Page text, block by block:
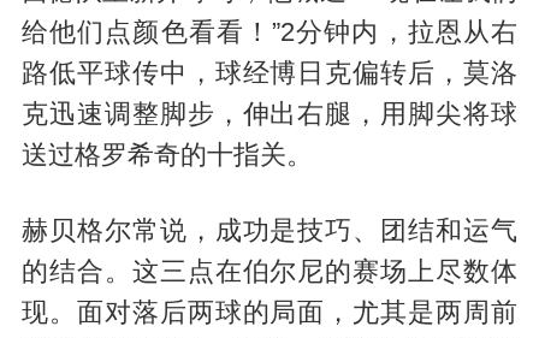
给他们点颜色看看！”2分钟内，拉恩从右
路低平球传中，球经博日克偏转后，莫洛
克迅速调整脚步，伸出右腿，用脚尖将球
送过格罗希奇的十指关。
赫贝格尔常说，成功是技巧、团结和运气
的结合。这三点在伯尔尼的赛场上尽数体
现。面对落后两球的局面，尤其是两周前